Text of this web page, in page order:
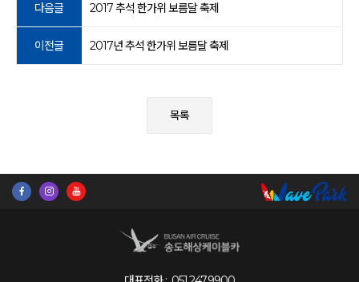
다음글 2017 추석 한가위 보름달 축제
이전글 2017년 추석 한가위 보름달 축제
목록